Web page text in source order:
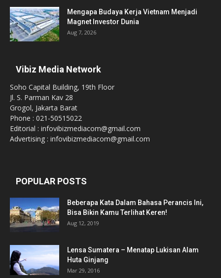
Mengapa Budaya Kerja Vietnam Menjadi
Magnet Investor Dunia
Aug 7, 2026
Vibiz Media Network
Soho Capital Building, 19th Floor
Jl. S. Parman Kav 28
Grogol, Jakarta Barat
Phone : 021-50515022
Editorial : infovibizmediacom@gmail.com
Advertising : infovibizmediacom@gmail.com
POPULAR POSTS
Beberapa Kata Dalam Bahasa Perancis Ini,
Bisa Bikin Kamu Terlihat Keren!
Aug 12, 2019
Lensa Sumatera – Menatap Lukisan Alam
Huta Ginjang
Mar 29, 2016